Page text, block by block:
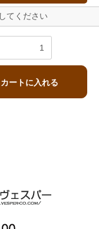
カートに入れる